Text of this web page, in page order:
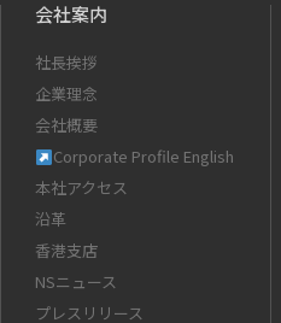
会社案内
社長挨拶
企業理念
会社概要
Corporate Profile English
本社アクセス
沿革
香港支店
NSニュース
プレスリリース